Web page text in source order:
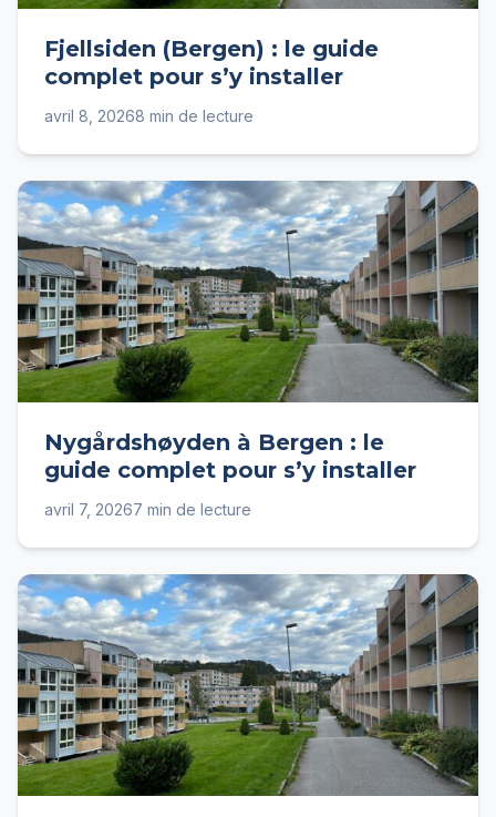
Fjellsiden (Bergen) : le guide
complet pour s’y installer
avril 8, 20268 min de lecture
Nygårdshøyden à Bergen : le
guide complet pour s’y installer
avril 7, 20267 min de lecture